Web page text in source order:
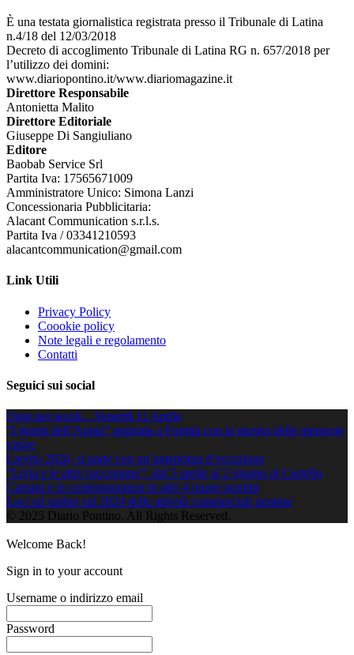
È una testata giornalistica registrata presso il Tribunale di Latina
n.4/18 del 12/03/2018
Decreto di accoglimento Tribunale di Latina RG n. 657/2018 per
l’utilizzo dei domini:
www.diariopontino.it/www.diariomagazine.it
Direttore Responsabile
Antonietta Malito
Direttore Editoriale
Giuseppe Di Sangiuliano
Editore
Baobab Service Srl
Partita Iva: 17565671009
Amministratore Unico: Simona Lanzi
Concessionaria Pubblicitaria:
Alacant Communication s.r.l.s.
Partita Iva / 03341210593
alacantcommunication@gmail.com
Link Utili
Privacy Policy
Coookie policy
Note legali e regolamento
Contatti
Seguici sui social
Oggi nei secoli…Venerdì 11 Aprile
“I giorni dell’Appia” approda a Formia con la mostra delle memorie
visive
Lievito 2026, si parte con un’anteprima d’eccezione
“Livia e le altre raccontano”: dal 5 aprile al 2 giugno al Castello
Caetani e in contemporanea in altri 4 musei pontini
Luci ed ombre sul 2024 delle attività commerciali pontine
© 2025 Diario Pontino. All Rights Reserved.
Welcome Back!
Sign in to your account
Username o indirizzo email
Password